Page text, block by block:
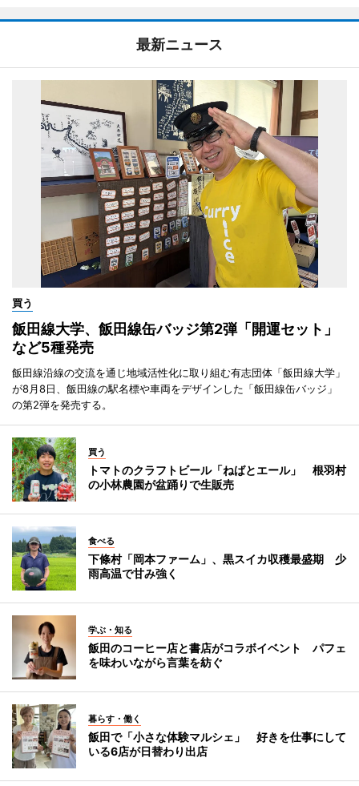
最新ニュース
買う
飯田線大学、飯田線缶バッジ第2弾「開運セット」
など5種発売
飯田線沿線の交流を通じ地域活性化に取り組む有志団体「飯田線大学」
が8月8日、飯田線の駅名標や車両をデザインした「飯田線缶バッジ」
の第2弾を発売する。
買う
トマトのクラフトビール「ねばとエール」 根羽村
の小林農園が盆踊りで生販売
食べる
下條村「岡本ファーム」、黒スイカ収穫最盛期 少
雨高温で甘み強く
学ぶ・知る
飯田のコーヒー店と書店がコラボイベント パフェ
を味わいながら言葉を紡ぐ
暮らす・働く
飯田で「小さな体験マルシェ」 好きを仕事にして
いる6店が日替わり出店